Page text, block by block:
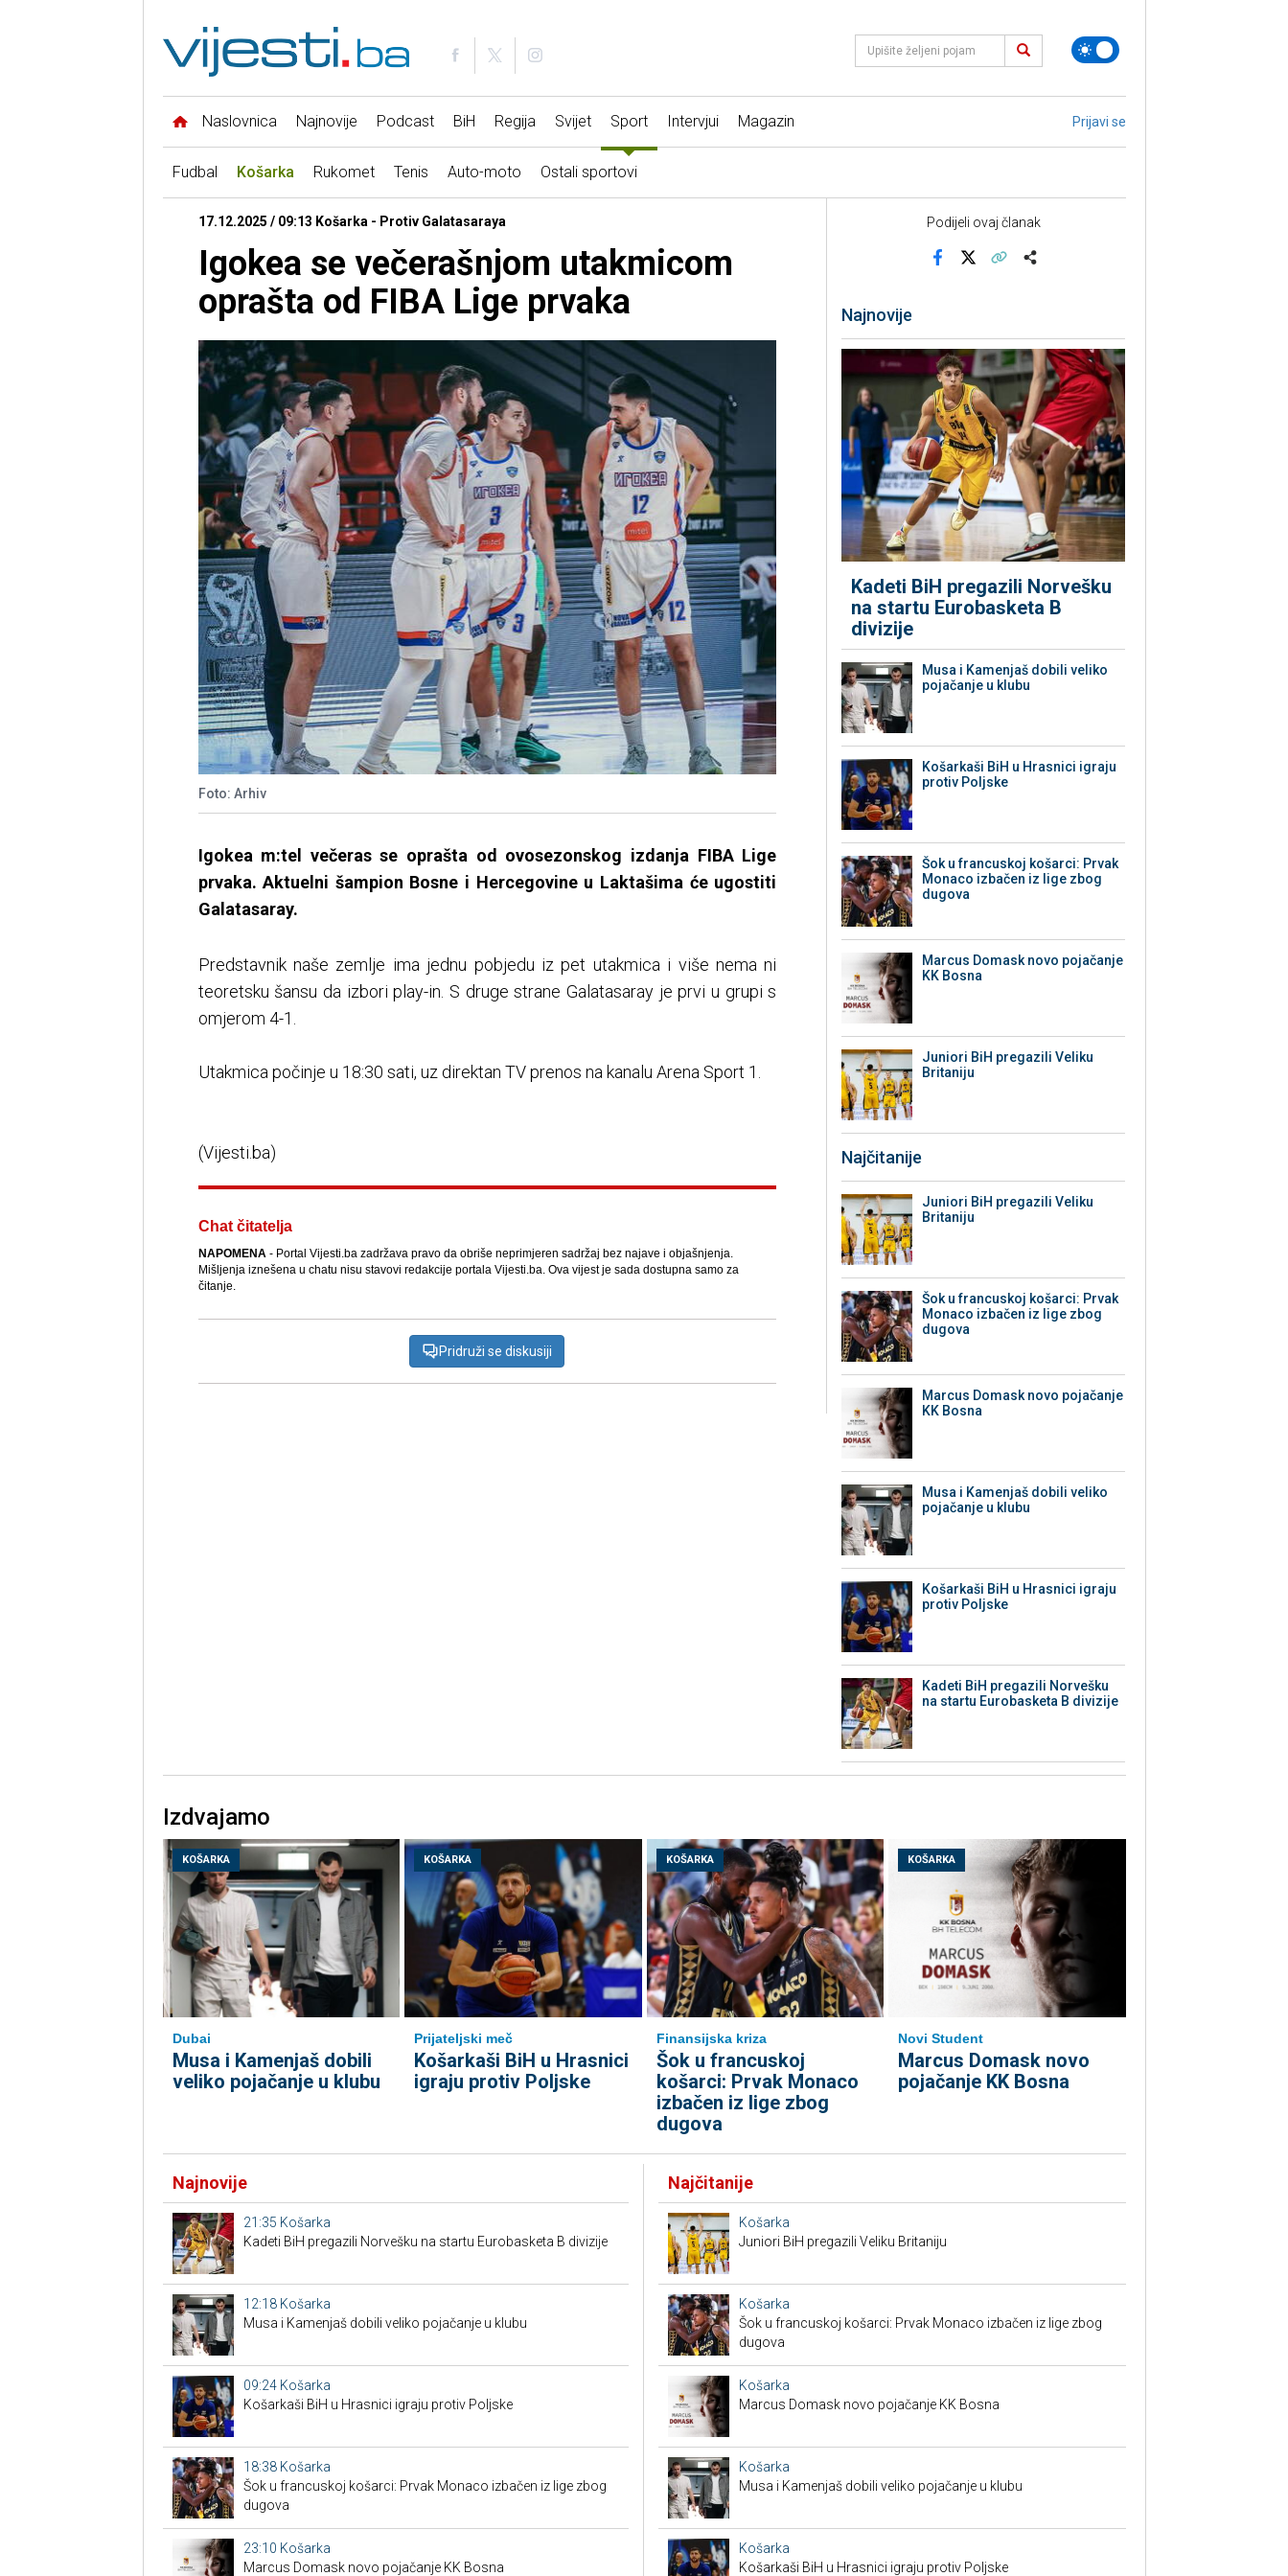
Naslovnica Najnovije Podcast BiH Regija Svijet Sport Intervjui Magazin Prijavi se
Fudbal Košarka Rukomet Tenis Auto-moto Ostali sportovi
17.12.2025 / 09:13 Košarka - Protiv Galatasaraya
Igokea se večerašnjom utakmicom
oprašta od FIBA Lige prvaka
Foto: Arhiv
Igokea m:tel večeras se oprašta od ovosezonskog izdanja FIBA Lige
prvaka. Aktuelni šampion Bosne i Hercegovine u Laktašima će ugostiti
Galatasaray.
Predstavnik naše zemlje ima jednu pobjedu iz pet utakmica i više nema ni
teoretsku šansu da izbori play-in. S druge strane Galatasaray je prvi u grupi s
omjerom 4-1.
Utakmica počinje u 18:30 sati, uz direktan TV prenos na kanalu Arena Sport 1.
(Vijesti.ba)
Chat čitatelja
NAPOMENA- Portal Vijesti.ba zadržava pravo da obriše neprimjeren sadržaj bez najave i objašnjenja.
Mišljenja iznešena u chatu nisu stavovi redakcije portala Vijesti.ba. Ova vijest je sada dostupna samo za
čitanje.
Pridruži se diskusiji
Podijeli ovaj članak
Najnovije
Kadeti BiH pregazili Norvešku
na startu Eurobasketa B
divizije
Musa i Kamenjaš dobili veliko
pojačanje u klubu
Košarkaši BiH u Hrasnici igraju
protiv Poljske
Šok u francuskoj košarci: Prvak
Monaco izbačen iz lige zbog
dugova
Marcus Domask novo pojačanje
KK Bosna
Juniori BiH pregazili Veliku
Britaniju
Najčitanije
Juniori BiH pregazili Veliku
Britaniju
Šok u francuskoj košarci: Prvak
Monaco izbačen iz lige zbog
dugova
Marcus Domask novo pojačanje
KK Bosna
Musa i Kamenjaš dobili veliko
pojačanje u klubu
Košarkaši BiH u Hrasnici igraju
protiv Poljske
Kadeti BiH pregazili Norvešku
na startu Eurobasketa B divizije
Izdvajamo
KOŠARKA
Dubai
Musa i Kamenjaš dobili
veliko pojačanje u klubu
KOŠARKA
Prijateljski meč
Košarkaši BiH u Hrasnici
igraju protiv Poljske
KOŠARKA
Finansijska kriza
Šok u francuskoj
košarci: Prvak Monaco
izbačen iz lige zbog
dugova
KOŠARKA
Novi Student
Marcus Domask novo
pojačanje KK Bosna
Najnovije
21:35 Košarka
Kadeti BiH pregazili Norvešku na startu Eurobasketa B divizije
12:18 Košarka
Musa i Kamenjaš dobili veliko pojačanje u klubu
09:24 Košarka
Košarkaši BiH u Hrasnici igraju protiv Poljske
18:38 Košarka
Šok u francuskoj košarci: Prvak Monaco izbačen iz lige zbog
dugova
23:10 Košarka
Marcus Domask novo pojačanje KK Bosna
Najčitanije
Košarka
Juniori BiH pregazili Veliku Britaniju
Košarka
Šok u francuskoj košarci: Prvak Monaco izbačen iz lige zbog
dugova
Košarka
Marcus Domask novo pojačanje KK Bosna
Košarka
Musa i Kamenjaš dobili veliko pojačanje u klubu
Košarka
Košarkaši BiH u Hrasnici igraju protiv Poljske